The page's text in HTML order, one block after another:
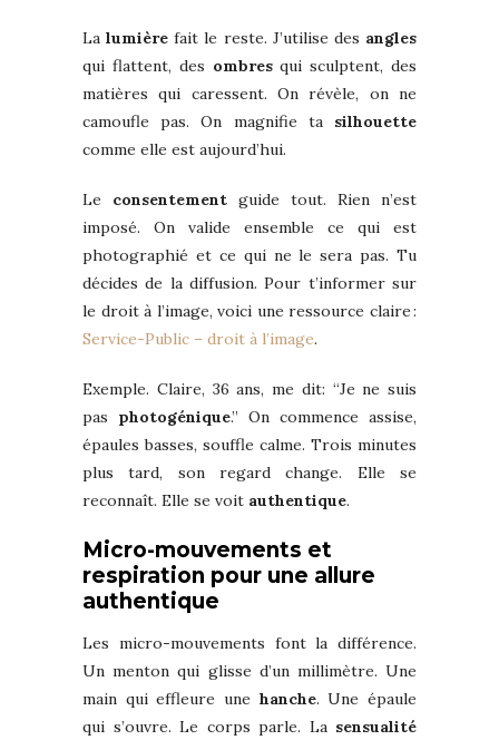
Lalumière fait le reste. J’utilise des angles
qui flattent, des ombresqui sculptent, des
matières qui caressent. On révèle, on ne
camoufle pas. On magnifie ta silhouette
comme elle est aujourd’hui.
Le consentement guide tout. Rien n’est
imposé. On valide ensemble ce qui est
photographié et ce qui ne le sera pas. Tu
décides de la diffusion. Pour t’informer sur
le droit à l’image, voici une ressource claire :
Service-Public – droit à l’image.
Exemple. Claire, 36 ans, me dit: “Je ne suis
pas photogénique.” On commence assise,
épaules basses, souffle calme. Trois minutes
plus tard, son regard change. Elle se
reconnaît. Elle se voit authentique.
Micro-mouvements et
respiration pour une allure
authentique
Les micro-mouvements font la différence.
Un menton qui glisse d’un millimètre. Une
main qui effleure une hanche. Une épaule
qui s’ouvre. Le corps parle. La sensualité